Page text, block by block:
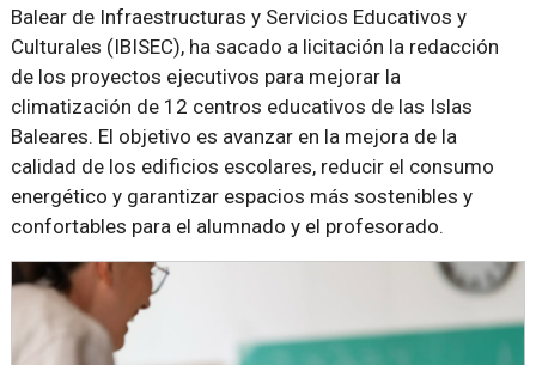
Balear de Infraestructuras y Servicios Educativos y
Culturales (IBISEC), ha sacado a licitación la redacción
de los proyectos ejecutivos para mejorar la
climatización de 12 centros educativos de las Islas
Baleares. El objetivo es avanzar en la mejora de la
calidad de los edificios escolares, reducir el consumo
energético y garantizar espacios más sostenibles y
confortables para el alumnado y el profesorado.